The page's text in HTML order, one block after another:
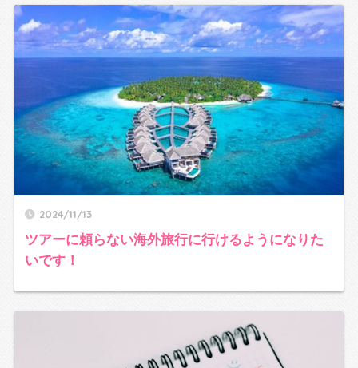
2024/11/13
ツアーに頼らない海外旅行に行けるようになりた
いです！